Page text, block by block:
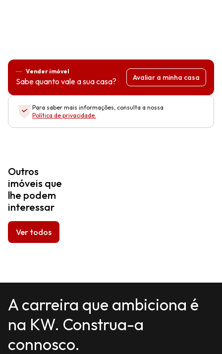
Vender imóvel
Sabe quanto vale a sua casa? Avaliar a minha casa
Para saber mais informações, consulta a nossa
Política de privacidade.
Outros
imóveis que
lhe podem
interessar
Ver todos
A carreira que ambiciona é
na KW. Construa-a
connosco.